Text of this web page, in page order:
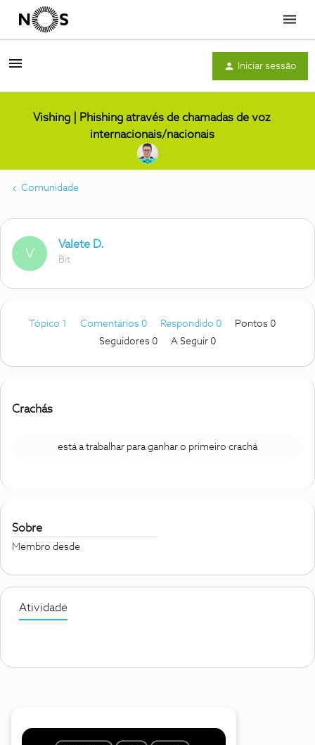
Menu
Iniciar sessão
Vishing | Phishing através de chamadas de voz
internacionais/nacionais
Comunidade
V
Valete D.
Bit
Tópico 1 Comentários 0 Respondido 0
Pontos 0
Seguidores 0 A Seguir 0
Crachás
está a trabalhar para ganhar o primeiro crachá
Sobre
Membro desde
Atividade